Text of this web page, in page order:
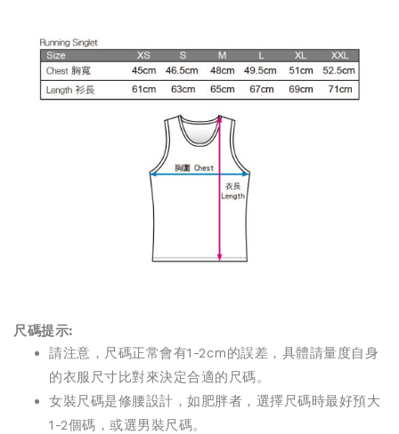
尺碼提示:
請注意，尺碼正常會有1-2cm的誤差，具體請量度自身
的衣服尺寸比對來決定合適的尺碼。
女裝尺碼是修腰設計，如肥胖者，選擇尺碼時最好預大
1-2個碼，或選男裝尺碼。